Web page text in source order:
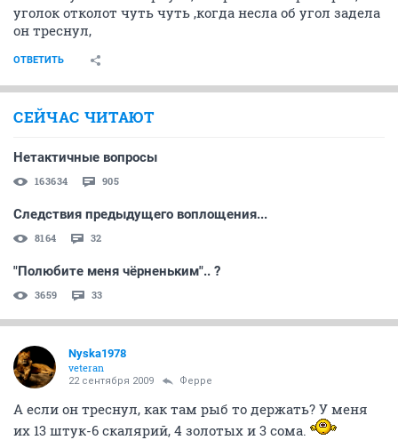
уголок отколот чуть чуть ,когда несла об угол задела
он треснул,
ОТВЕТИТЬ
СЕЙЧАС ЧИТАЮТ
Нетактичные вопросы
163634 905
Следствия предыдущего воплощения...
8164 32
"Полюбите меня чёрненьким".. ?
3659 33
Nyska1978
veteran
22 сентября 2009 Ферре
А если он треснул, как там рыб то держать? У меня
их 13 штук-6 скалярий, 4 золотых и 3 сома.